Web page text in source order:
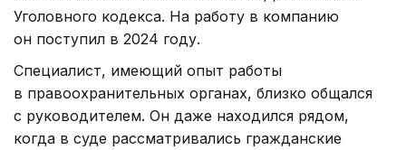
Уголовного кодекса. На работу в компанию
он поступил в 2024 году.
Специалист, имеющий опыт работы
в правоохранительных органах, близко общался
с руководителем. Он даже находился рядом,
когда в суде рассматривались гражданские